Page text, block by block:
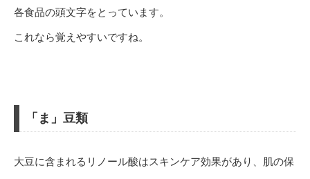
各食品の頭文字をとっています。
これなら覚えやすいですね。
「ま」豆類
大豆に含まれるリノール酸はスキンケア効果があり、肌の保